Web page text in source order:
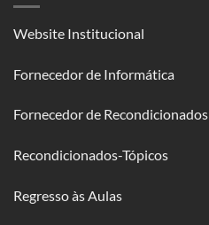
Website Institucional
Fornecedor de Informática
Fornecedor de Recondicionados
Recondicionados-Tópicos
Regresso às Aulas